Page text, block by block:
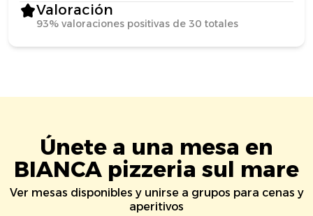
Valoración
93% valoraciones positivas de 30 totales
Únete a una mesa en
BIANCA pizzeria sul mare
Ver mesas disponibles y unirse a grupos para cenas y
aperitivos